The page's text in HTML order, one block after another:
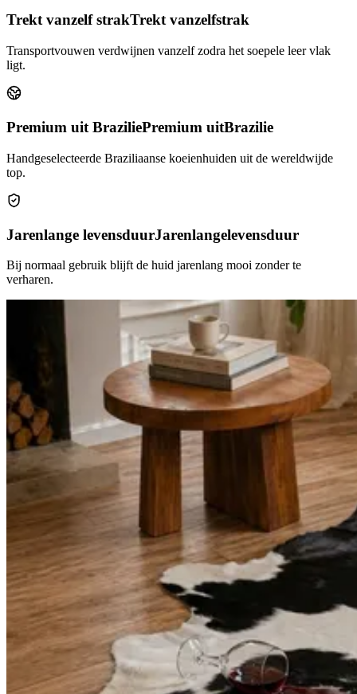
Trekt vanzelf strakTrekt vanzelfstrak
Transportvouwen verdwijnen vanzelf zodra het soepele leer vlak
ligt.
Premium uit BraziliePremium uitBrazilie
Handgeselecteerde Braziliaanse koeienhuiden uit de wereldwijde
top.
Jarenlange levensduurJarenlangelevensduur
Bij normaal gebruik blijft de huid jarenlang mooi zonder te
verharen.